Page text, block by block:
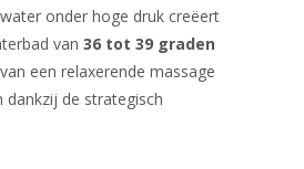
onder hoge druk creëert
van 36 tot 39 graden
een relaxerende massage
de strategisch